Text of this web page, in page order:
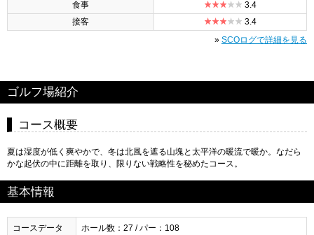
食事
3.4
接客
3.4
» SCOログで詳細を見る
ゴルフ場紹介
コース概要
夏は湿度が低く爽やかで、冬は北風を遮る山塊と太平洋の暖流で暖か。なだら
かな起伏の中に距離を取り、限りない戦略性を秘めたコース。
基本情報
コースデータ
ホール数：27 / パー：108